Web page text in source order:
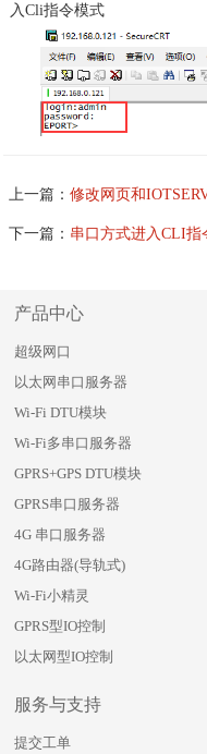
入 Cli指令模式
上一篇： 修改网页和
下一篇： 串口方式进入CLI指
产品中心
超级网口
以太网串口服务器
Wi-Fi DTU模块
Wi-Fi多串口服务器
GPRS+GPS DTU模块
GPRS串口服务器
4G 串口服务器
4G路由器(导轨式)
Wi-Fi小精灵
GPRS型IO控制
以太网型IO控制
服务与支持
提交工单